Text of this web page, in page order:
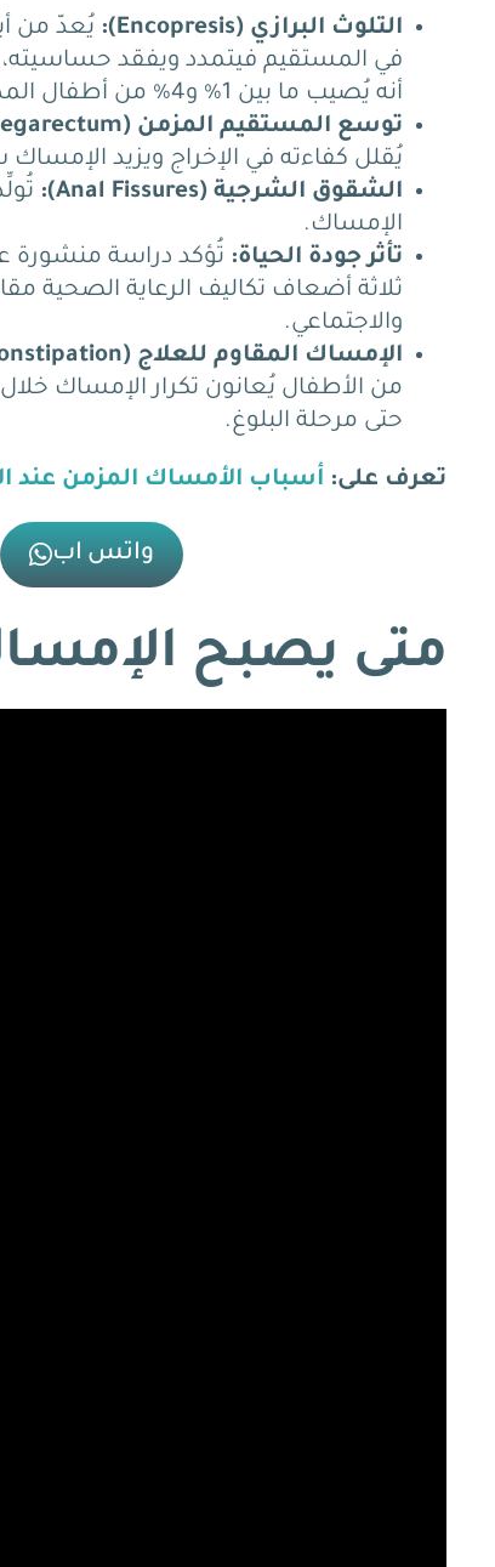
التلوث البرازي (Encopresis): يُعدّ من
في المستقيم فيتمدد ويفقد حساسيته،
أنه يُصيب ما بين 1% و4% من أطفال المدارس وغالبًا ما يكون أثرًا مباشرًا للإمساك المزمن غير المُعالَج.
توسع المستقيم المزمن (Megarectum):
يُقلل كفاءته في الإخراج ويزيد
الشقوق الشرجية (Anal Fissures):
الإمساك.
تأثر جودة الحياة:
ثلاثة أضعاف تكاليف الرعاية الصحية
والاجتماعي.
الإمساك المقاوم للعلاج (Refractory Constipation):
حتى مرحلة البلوغ.
تعرف على: أسباب الأمساك المزمن عند
واتس اب
متى يصبح